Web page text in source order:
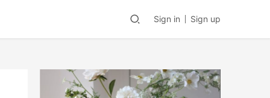
Sign in Sign up